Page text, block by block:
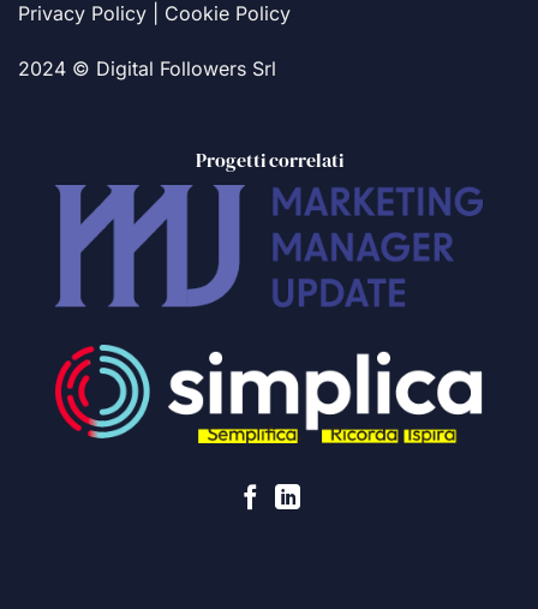
Privacy Policy Cookie Policy
2024 © Digital Followers Srl
Progetti correlati